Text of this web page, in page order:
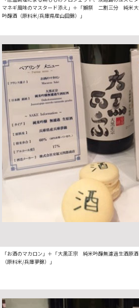
マネギ風味のマスタード添え」＋「獺祭 二割三分 純米大
吟醸酒（原料米/兵庫県産山田錦）」
「お酒のマカロン」＋「大黒正宗 純米吟醸無濾過生酒原酒
（原料米/兵庫夢錦）」